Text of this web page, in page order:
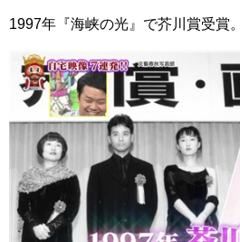
1997年『海峡の光』で芥川賞受賞。